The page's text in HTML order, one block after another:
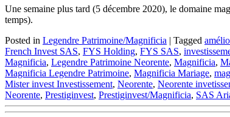
Une semaine plus tard (5 décembre 2020), le domaine
temps).
Posted in Legendre Patrimoine/Magnificia | Tagged
French Invest SAS, FYS Holding, FYS SAS,
Magnificia, Legendre Patrimoine Neorente, Magnificia,
Magnificia Legendre Patrimoine, Magnificia Mariage,
Mister invest Investissement, Neorente, Neorente
Neorente, Prestiginvest, Prestiginvest/Magnificia, SAS